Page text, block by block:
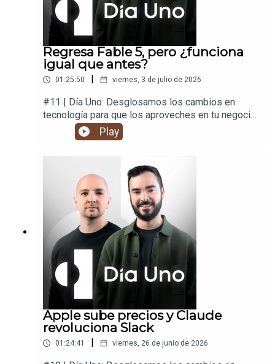
Regresa Fable 5, pero ¿funciona
igual que antes?
01:25:50 viernes, 3 de julio de 2026
#11 | Día Uno: Desglosamos los cambios en
tecnología para que los aproveches en tu negocio
y en tu vida.
Play
Apple sube precios y Claude
revoluciona Slack
01:24:41 viernes, 26 de junio de 2026